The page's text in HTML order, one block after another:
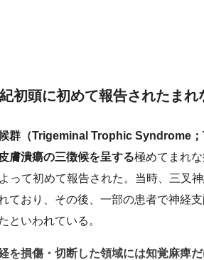
初頭に初めて報告されたまれ
群（Trigeminal Trophic Syndrome；
膚潰瘍の三徴候を呈する極めてまれ
って初めて報告された。当時、三叉
ており、その後、一部の患者で神経
といわれている。
を損傷・切断した領域には知覚麻痺